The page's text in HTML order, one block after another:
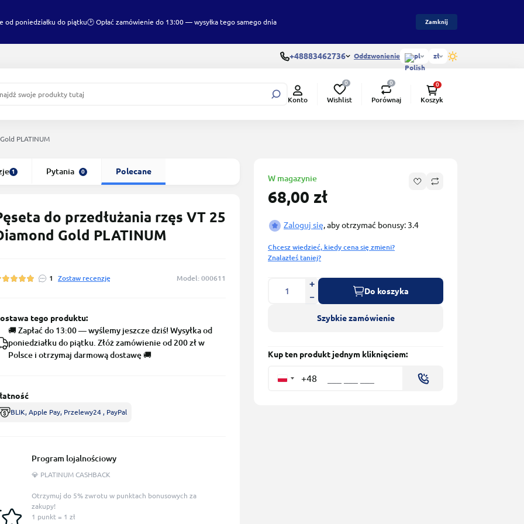
od poniedziałku do piątku🕑 Opłać zamówienie do 13:00 — wysyłka tego samego dnia Zamknij
+48883462736 Oddzwonienie pl zł
Konto
0
Wishlist
0
Porównaj
0
Koszyk
PLATINUM
1 Pytania 0 Polecane
do przedłużania rzęs VT 25
Gold PLATINUM
1 Zostaw recenzję Model: 000611
W magazynie
68,00 zł
Zaloguj się, aby otrzymać bonusy: 3.4
Chcesz wiedzieć, kiedy cena się zmieni?
Znalazłeś taniej?
Do koszyka
Szybkie zamówienie
Kup ten produkt jednym kliknięciem:
+48
tego produktu:
🚚 Zapłać do 13:00 — wyślemy jeszcze dziś! Wysyłka od
poniedziałku do piątku. Złóż zamówienie od 200 zł w
Polsce i otrzymaj darmową dostawę 🚚
BLIK, Apple Pay, Przelewy24 , PayPal
Program lojalnościowy
💎 PLATINUM CASHBACK
Otrzymuj do 5% zwrotu w punktach bonusowych za
zakupy!
1 punkt = 1 zł